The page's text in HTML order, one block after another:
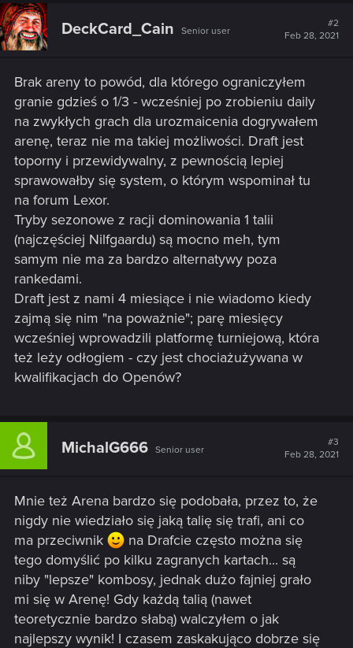
c
t
i
o
DeckCard_Cain Senior user
#2
Feb 28, 2021
Brak areny to powód, dla którego ograniczyłem
granie gdzieś o 1/3 - wcześniej po zrobieniu daily
na zwykłych grach dla urozmaicenia dogrywałem
arenę, teraz nie ma takiej możliwości. Draft jest
toporny i przewidywalny, z pewnością lepiej
sprawowałby się system, o którym wspominał tu
na forum Lexor.
Tryby sezonowe z racji dominowania 1 talii
(najczęściej Nilfgaardu) są mocno meh, tym
samym nie ma za bardzo alternatywy poza
rankedami.
Draft jest z nami 4 miesiące i nie wiadomo kiedy
zajmą się nim "na poważnie"; parę miesięcy
wcześniej wprowadzili platformę turniejową, która
też leży odłogiem - czy jest chociażużywana w
kwalifikacjach do Openów?
MichalG666 Senior user
#3
Feb 28, 2021
Mnie też Arena bardzo się podobała, przez to, że
nigdy nie wiedziało się jaką talię się trafi, ani co
ma przeciwnik
na Drafcie często można się
tego domyślić po kilku zagranych kartach... są
niby "lepsze" kombosy, jednak dużo fajniej grało
mi się w Arenę! Gdy każdą talią (nawet
teoretycznie bardzo słabą) walczyłem o jak
najlepszy wynik! I czasem zaskakująco dobrze się